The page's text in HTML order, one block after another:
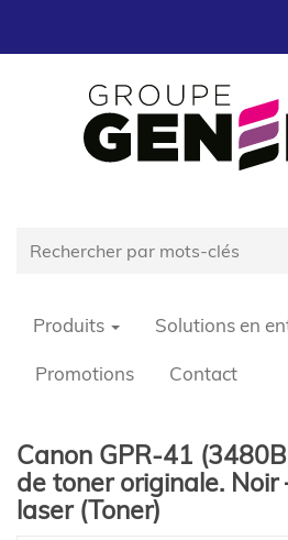
Produits Solutions en
Promotions Contact
Canon GPR-41
de toner originale. Noir
laser (Toner)